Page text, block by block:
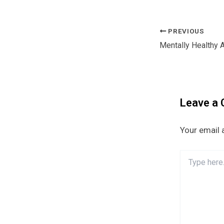
Post
navigation
PREVIOUS
Leave a
Your email
here..